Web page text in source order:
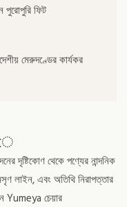
পুরোপুরি ফিট
মেরুদণ্ডের কার্যকর
ে
দৃষ্টিকোণ থেকে পণ্যের নান্দনিক
লাইন, এবং অতিথি নিরাপত্তার
Yumeya চেয়ার